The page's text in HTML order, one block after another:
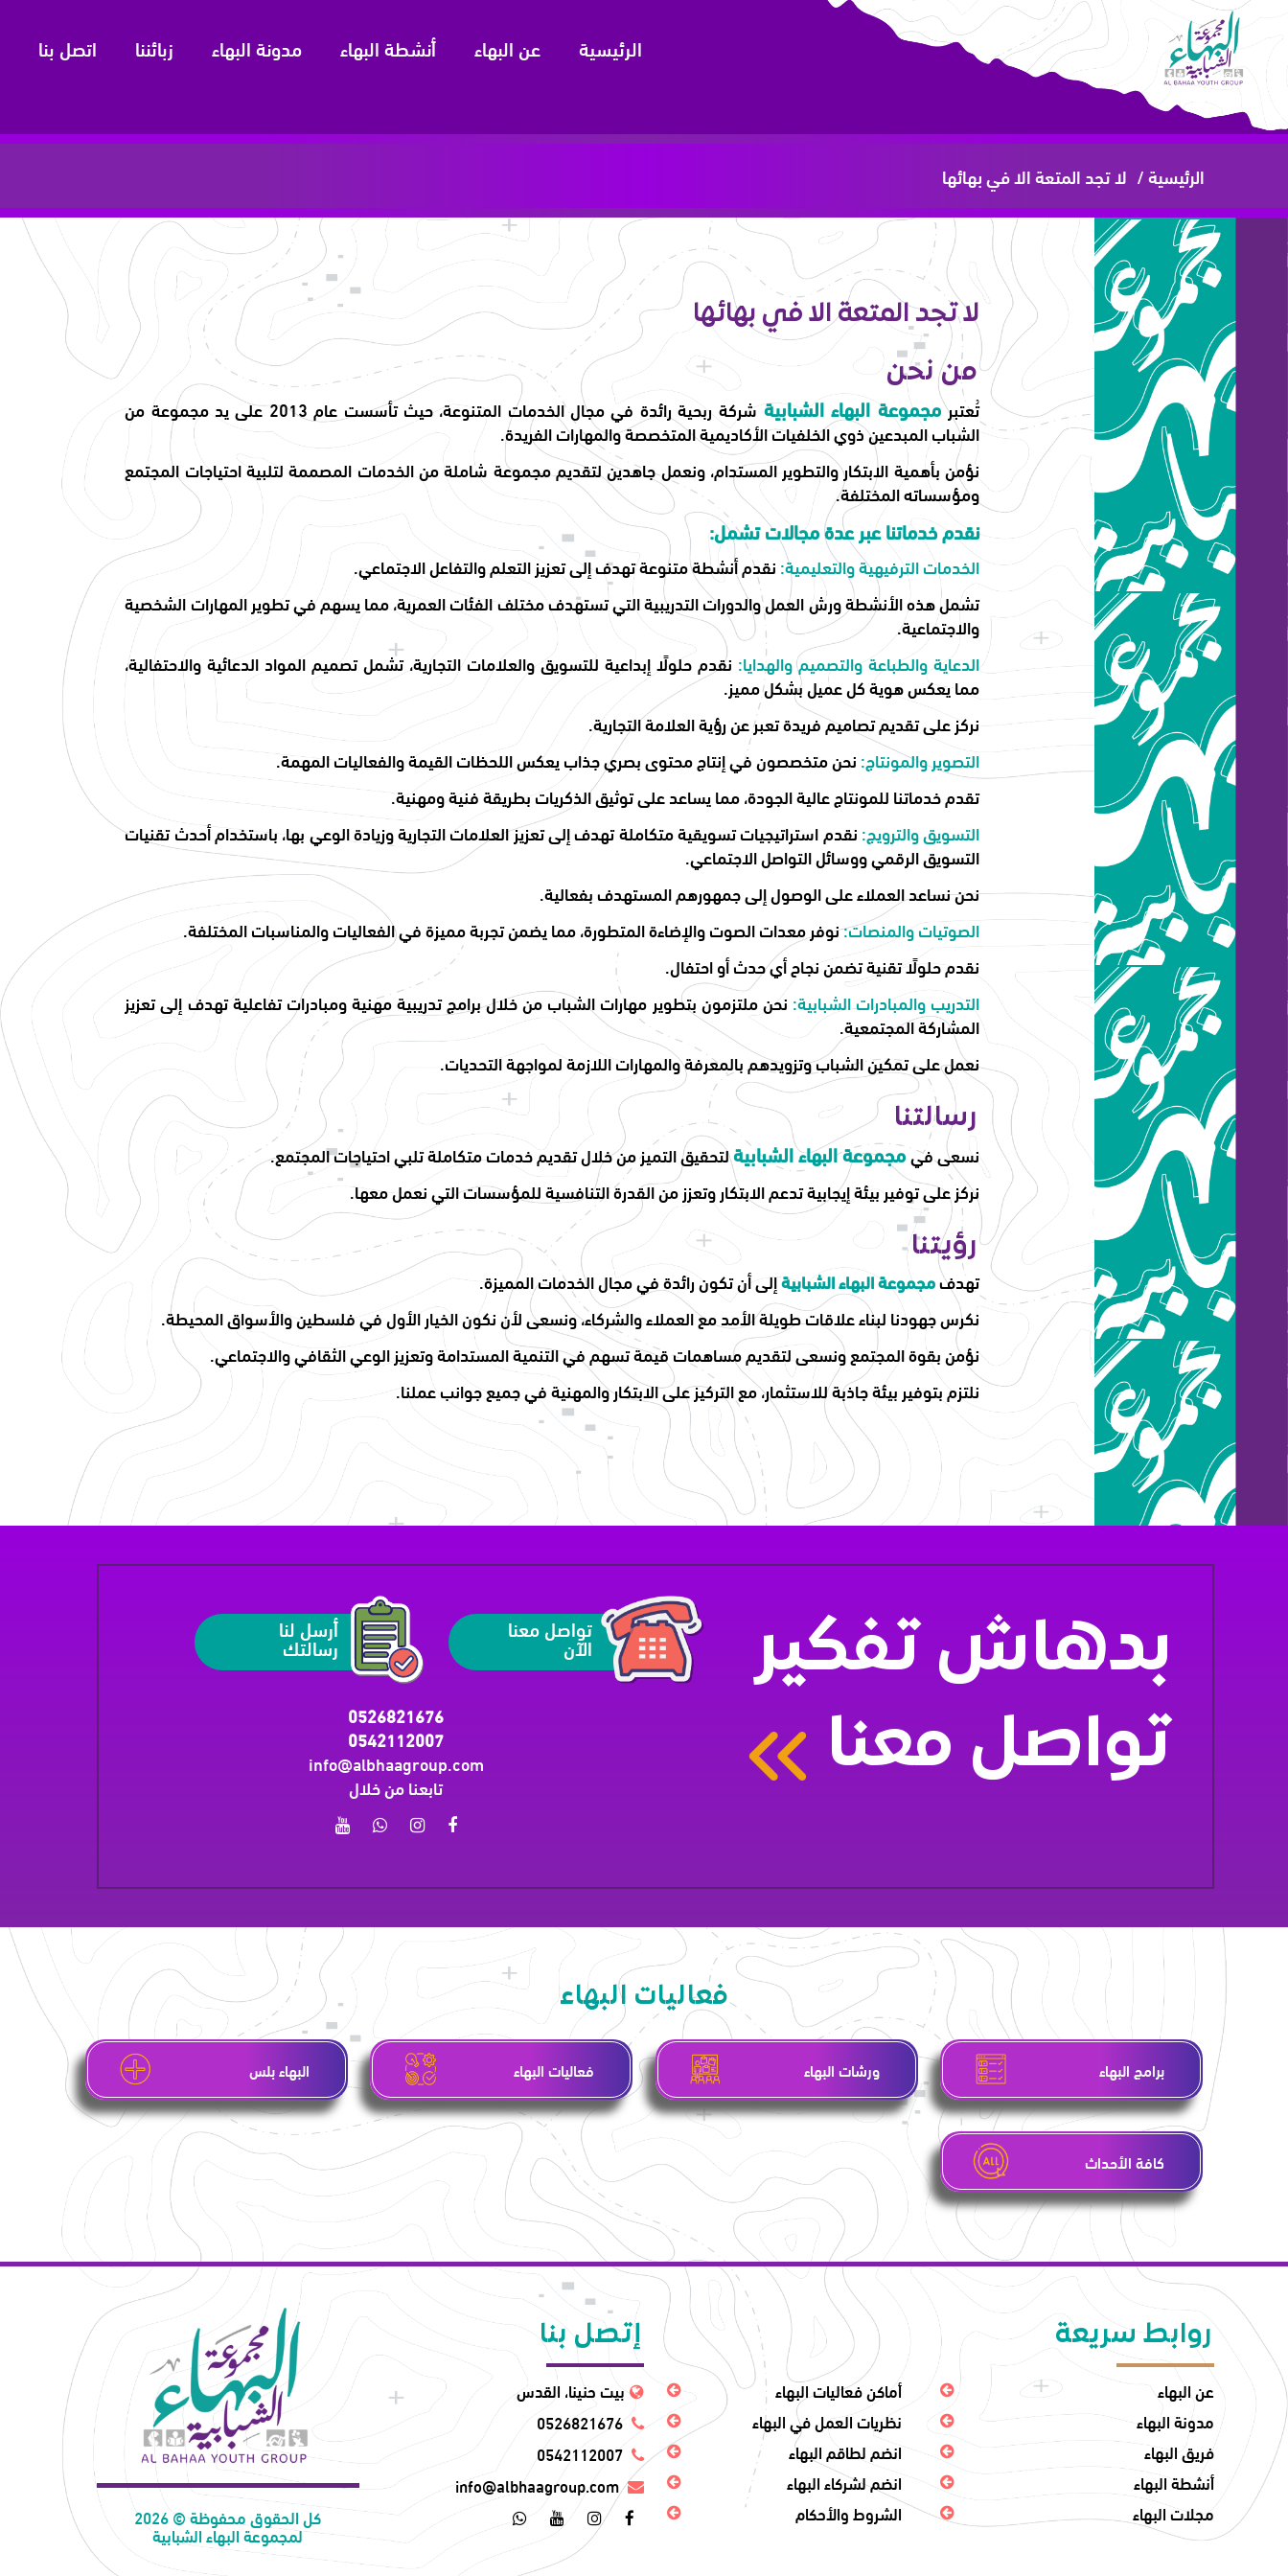
الرئيسية عن البهاء أنشطة البهاء مدونة البهاء زبائننا اتصل بنا
الرئيسية / لا تجد المتعة الا في بهائها
لا تجد المتعة الا في بهائها
من نحن
تُعتبرمجموعة البهاء الشبابية شركة ربحية رائدة في مجال الخدمات المتنوعة، حيث تأسست عام 2013 على يد مجموعة من
الشباب المبدعين ذوي الخلفيات الأكاديمية المتخصصة والمهارات الفريدة.
نؤمن بأهمية الابتكار والتطوير المستدام، ونعمل جاهدين لتقديم مجموعة شاملة من الخدمات المصممة لتلبية احتياجات المجتمع
ومؤسساته المختلفة.
نقدم خدماتنا عبر عدة مجالات تشمل:
الخدمات الترفيهية والتعليمية:نقدم أنشطة متنوعة تهدف إلى تعزيز التعلم والتفاعل الاجتماعي.
تشمل هذه الأنشطة ورش العمل والدورات التدريبية التي تستهدف مختلف الفئات العمرية، مما يسهم في تطوير المهارات الشخصية
والاجتماعية.
الدعاية والطباعة والتصميم والهدايا: نقدم حلولًا إبداعية للتسويق والعلامات التجارية، تشمل تصميم المواد الدعائية والاحتفالية،
مما يعكس هوية كل عميل بشكل مميز.
نركز على تقديم تصاميم فريدة تعبر عن رؤية العلامة التجارية.
التصوير والمونتاج:نحن متخصصون في إنتاج محتوى بصري جذاب يعكس اللحظات القيمة والفعاليات المهمة.
تقدم خدماتنا للمونتاج عالية الجودة، مما يساعد على توثيق الذكريات بطريقة فنية ومهنية.
التسويق والترويج:نقدم استراتيجيات تسويقية متكاملة تهدف إلى تعزيز العلامات التجارية وزيادة الوعي بها، باستخدام أحدث تقنيات
التسويق الرقمي ووسائل التواصل الاجتماعي.
نحن نساعد العملاء على الوصول إلى جمهورهم المستهدف بفعالية.
الصوتيات والمنصات:نوفر معدات الصوت والإضاءة المتطورة، مما يضمن تجربة مميزة في الفعاليات والمناسبات المختلفة.
نقدم حلولًا تقنية تضمن نجاح أي حدث أو احتفال.
التدريب والمبادرات الشبابية: نحن ملتزمون بتطوير مهارات الشباب من خلال برامج تدريبية مهنية ومبادرات تفاعلية تهدف إلى تعزيز
المشاركة المجتمعية.
نعمل على تمكين الشباب وتزويدهم بالمعرفة والمهارات اللازمة لمواجهة التحديات.
رسالتنا
نسعى فيمجموعة البهاء الشبابيةلتحقيق التميز من خلال تقديم خدمات متكاملة تلبي احتياجات المجتمع.
نركز على توفير بيئة إيجابية تدعم الابتكار وتعزز من القدرة التنافسية للمؤسسات التي نعمل معها.
رؤيتنا
تهدفمجموعة البهاء الشبابيةإلى أن تكون رائدة في مجال الخدمات المميزة.
نكرس جهودنا لبناء علاقات طويلة الأمد مع العملاء والشركاء، ونسعى لأن نكون الخيار الأول في فلسطين والأسواق المحيطة.
نؤمن بقوة المجتمع ونسعى لتقديم مساهمات قيمة تسهم في التنمية المستدامة وتعزيز الوعي الثقافي والاجتماعي.
نلتزم بتوفير بيئة جاذبة للاستثمار، مع التركيز على الابتكار والمهنية في جميع جوانب عملنا.
بدهاش تفكير
تواصل معنا
تواصل معنا
الآن
أرسل لنا
رسالتك
0526821676
0542112007
info@albhaagroup.com
تابعنا من خلال
فعاليات البهاء
برامج البهاء ورشات البهاء فعاليات البهاء البهاء بلس
كافة الأحداث
روابط سريعة
عن البهاء
مدونة البهاء
فريق البهاء
أنشطة البهاء
مجلات البهاء
أماكن فعاليات البهاء
نظريات العمل في البهاء
انضم لطاقم البهاء
انضم لشركاء البهاء
الشروط والأحكام
إتصل بنا
بيت حنينا، القدس
0526821676
0542112007
info@albhaagroup.com
كل الحقوق محفوظة © 2026
لمجموعة البهاء الشبابية